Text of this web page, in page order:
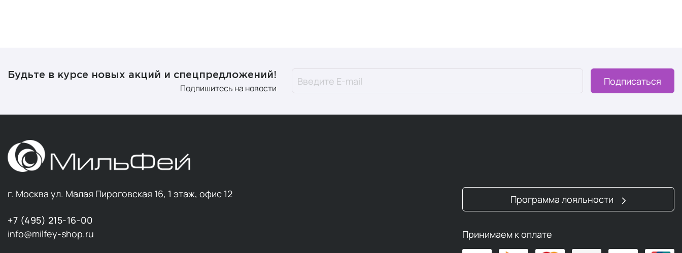
Будьте в курсе новых акций и спецпредложений!
Подпишитесь на новости
Подписаться
г. Москва ул. Малая Пироговская 16, 1 этаж, офис 12
+7 (495) 215-16-00
info@milfey-shop.ru
Программа лояльности
Принимаем к оплате